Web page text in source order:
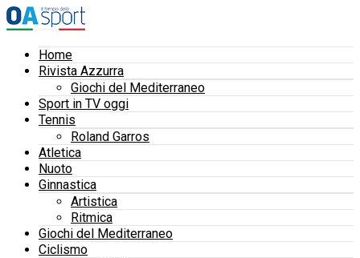
Home
Rivista Azzurra
Giochi del Mediterraneo
Sport in TV oggi
Tennis
Roland Garros
Atletica
Nuoto
Ginnastica
Artistica
Ritmica
Giochi del Mediterraneo
Ciclismo